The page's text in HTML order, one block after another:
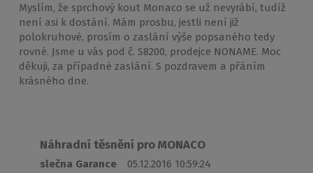
Myslím, že sprchový kout Monaco se už nevyrábí, tudíž
není asi k dostání. Mám prosbu, jestli není již
polokruhové, prosím o zaslání výše popsaného tedy
rovné. Jsme u vás pod č. S8200, prodejce NONAME. Moc
děkuji, za případné zaslání. S pozdravem a přáním
krásného dne.
Náhradní těsnění pro MONACO
slečna Garance 05.12.2016 10:59:24